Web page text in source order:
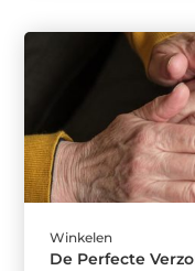
Winkelen
De Perfecte